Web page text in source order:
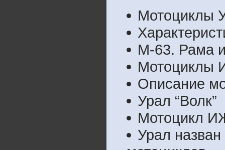
Мотоциклы
М-63. Рама
Описание
Урал “Волк”
Мотоцикл
Урал